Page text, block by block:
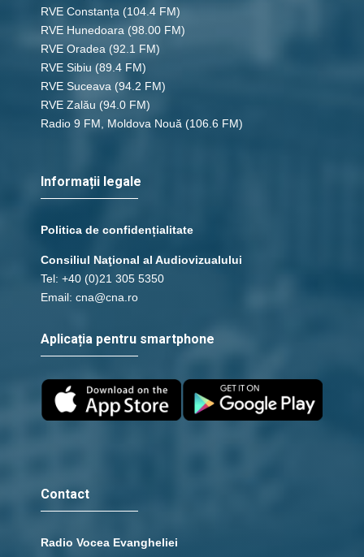
RVE Constanța (104.4 FM)
RVE Hunedoara (98.00 FM)
RVE Oradea (92.1 FM)
RVE Sibiu (89.4 FM)
RVE Suceava (94.2 FM)
RVE Zalău (94.0 FM)
Radio 9 FM, Moldova Nouă (106.6 FM)
Informații legale
Politica de confidențialitate
Consiliul Naţional al Audiovizualului
Tel: +40 (0)21 305 5350
Email: cna@cna.ro
Aplicația pentru smartphone
Contact
Radio Vocea Evangheliei